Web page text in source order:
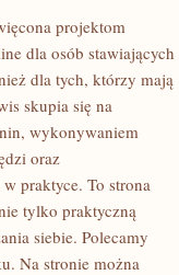
projektom
dla osób stawiających
dla tych, którzy mają
skupia się na
wykonywaniem
oraz
praktyce. To strona
tylko praktyczną
siebie. Polecamy
Na stronie można